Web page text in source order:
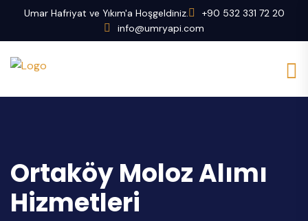
Umar Hafriyat ve Yıkım'a Hoşgeldiniz.
+90 532 331 72 20
info@umryapi.com
Ortaköy Moloz Alımı
Hizmetleri